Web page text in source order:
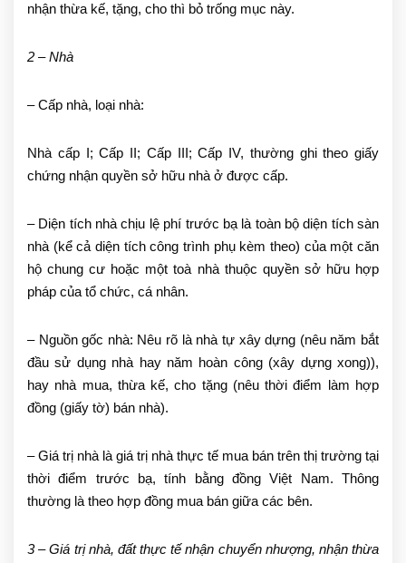
nhận thừa kế, tặng, cho thì bỏ trống mục này.
2 – Nhà
– Cấp nhà, loại nhà:
Nhà cấp I; Cấp II; Cấp III; Cấp IV, thường ghi theo giấy
chứng nhận quyền sở hữu nhà ở được cấp.
– Diện tích nhà chịu lệ phí trước bạ là toàn bộ diện tích sàn
nhà (kể cả diện tích công trình phụ kèm theo) của một căn
hộ chung cư hoặc một toà nhà thuộc quyền sở hữu hợp
pháp của tổ chức, cá nhân.
– Nguồn gốc nhà: Nêu rõ là nhà tự xây dựng (nêu năm bắt
đầu sử dụng nhà hay năm hoàn công (xây dựng xong)),
hay nhà mua, thừa kế, cho tặng (nêu thời điểm làm hợp
đồng (giấy tờ) bán nhà).
– Giá trị nhà là giá trị nhà thực tế mua bán trên thị trường tại
thời điểm trước bạ, tính bằng đồng Việt Nam. Thông
thường là theo hợp đồng mua bán giữa các bên.
3 – Giá trị nhà, đất thực tế nhận chuyển nhượng, nhận thừa